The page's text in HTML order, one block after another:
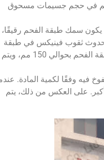
في حجم جسيمات مسحوق
سمك طبقة الفحم رقيقًا،
حدوث ثقوب فينيكس في طبقة
الفحم، وهو ما لا يفضي إلى الاحتراق الكامل للفحم المسحوق. بشكل عام، يتم التحكم في سمك طبقة الفحم بحوالي 150 مم، ويتم
فيه وفقًا لكمية المادة.
على العكس من ذلك، يتم